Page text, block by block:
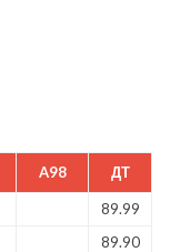
A98 ДТ
89.99
89.90